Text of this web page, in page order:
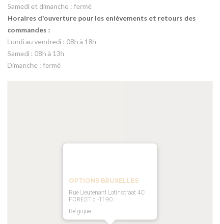
Samedi et dimanche : fermé
Horaires d'ouverture pour les enlèvements et retours des
commandes :
Lundi au vendredi : 08h à 18h
Samedi : 08h à 13h
Dimanche : fermé
OPTIONS BRUXELLES
Rue Lieutenant Lotinstraat 40
FOREST b -1190
Belgique